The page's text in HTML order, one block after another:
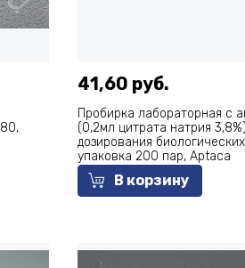
41,60 руб.
Пробирка лабораторная с
(0,2мл цитрата натрия
дозирования
упаковка 200 пар, Aptaca
В корзину